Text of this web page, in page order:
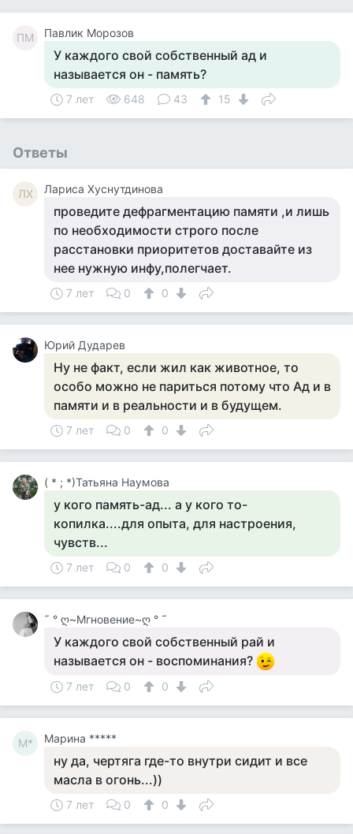
ПМ Павлик Морозов
У каждого свой собственный ад и
называется он - память?
7 лет 648 43 15
Ответы
ЛХ Лариса Хуснутдинова
проведите дефрагментацию памяти ,и лишь
по необходимости строго после
расстановки приоритетов доставайте из
нее нужную инфу,полегчает.
7 лет 0 0
Юрий Дударев
Ну не факт, если жил как животное, то
особо можно не париться потому что Ад и в
памяти и в реальности и в будущем.
7 лет 0 0
( * ; *)Татьяна Наумова
у кого память-ад... а у кого то-
копилка....для опыта, для настроения,
чувств...
7 лет 0 0
˜ ° ღ~Мгновение~ღ ° ˜
У каждого свой собственный рай и
называется он - воспоминания?
7 лет 0 0
М* Марина *****
ну да, чертяга где-то внутри сидит и все
масла в огонь...))
7 лет 0 0